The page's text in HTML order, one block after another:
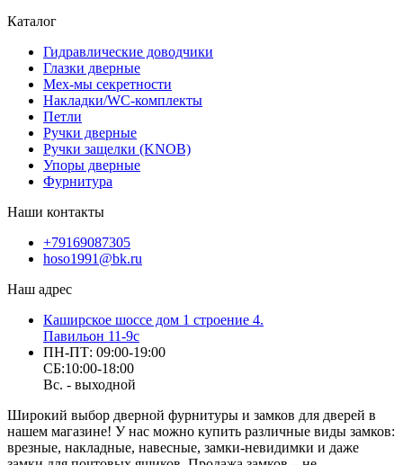
Каталог
Гидравлические доводчики
Глазки дверные
Мех-мы секретности
Накладки/WC-комплекты
Петли
Ручки дверные
Ручки защелки (KNOB)
Упоры дверные
Фурнитура
Наши контакты
+79169087305
hoso1991@bk.ru
Наш адрес
Каширское шоссе дом 1 строение 4.
Павильон 11-9с
ПН-ПТ: 09:00-19:00
СБ:10:00-18:00
Вс. - выходной
Широкий выбор дверной фурнитуры и замков для дверей в
нашем магазине! У нас можно купить различные виды замков:
врезные, накладные, навесные, замки-невидимки и даже